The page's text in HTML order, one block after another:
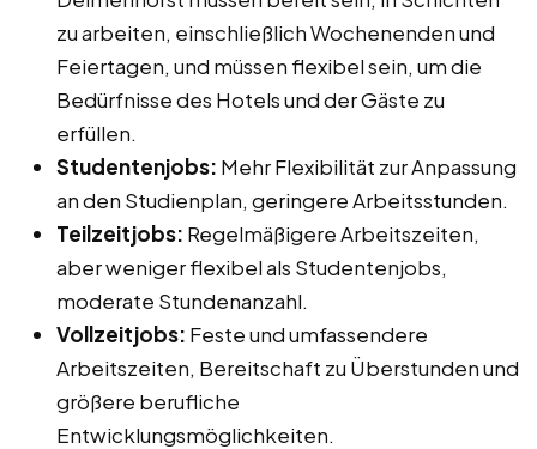
zu arbeiten, einschließlich Wochenenden und
Feiertagen, und müssen flexibel sein, um die
Bedürfnisse des Hotels und der Gäste zu
erfüllen.
Studentenjobs: Mehr Flexibilität zur Anpassung
an den Studienplan, geringere Arbeitsstunden.
Teilzeitjobs: Regelmäßigere Arbeitszeiten,
aber weniger flexibel als Studentenjobs,
moderate Stundenanzahl.
Vollzeitjobs: Feste und umfassendere
Arbeitszeiten, Bereitschaft zu Überstunden und
größere berufliche
Entwicklungsmöglichkeiten.